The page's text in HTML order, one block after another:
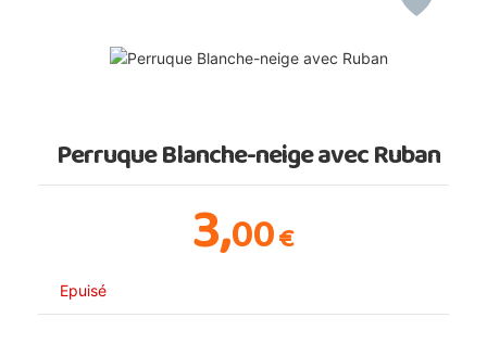
Perruque Blanche-neige avec Ruban
3,00€
Epuisé